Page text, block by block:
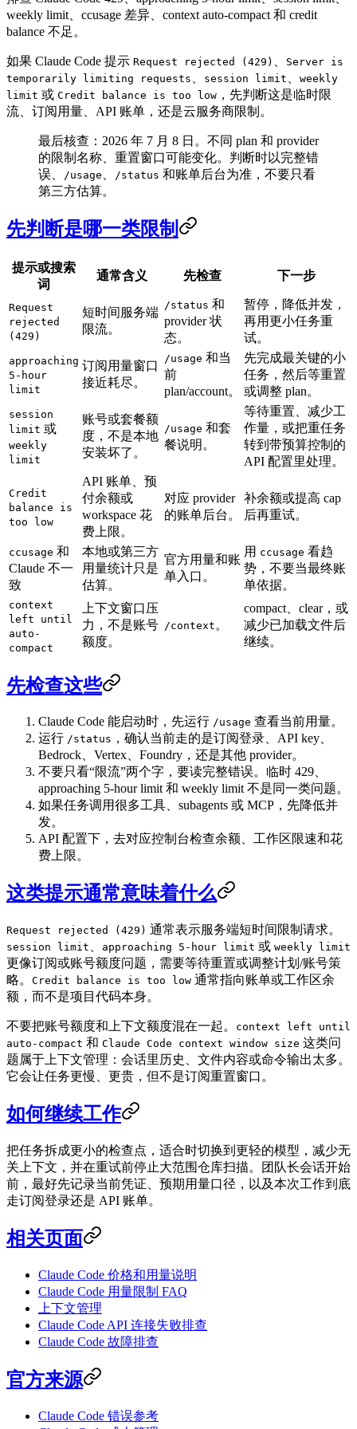
weekly limit、ccusage 差异、context auto-compact 和 credit
balance 不足。
如果 Claude Code 提示 Request rejected (429)
Server is
temporarily limiting requests
session limit
weekly
limit 或 Credit balance is too low ，先判断这是临时限
流、订阅用量、API 账单，还是云服务商限制。
最后核查：2026 年 7 月 8 日。不同 plan 和 provider
的限制名称、重置窗口可能变化。判断时以完整错
误、
/usage /status 和账单后台为准，不要只看
第三方估算。
先判断是哪一类限制
提示或搜索
词
通常含义 先检查 下一步
Request
rejected
(429)
短时间服务端
限流。
/status 和
provider 状
态。
暂停，降低并发，
再用更小任务重
试。
approaching
5-hour
limit
订阅用量窗口
接近耗尽。
/usage 和当
前
plan/account。
先完成最关键的小
任务，然后等重置
或调整 plan。
session
limit 或
weekly
limit
账号或套餐额
度，不是本地
安装坏了。
/usage 和套
餐说明。
等待重置、减少工
作量，或把重任务
转到带预算控制的
API 配置里处理。
Credit
balance is
too low
API 账单、预
付余额或
workspace 花
费上限。
对应 provider
的账单后台。
补余额或提高 cap
后再重试。
ccusage 和
Claude 不一
致
本地或第三方
用量统计只是
估算。
官方用量和账
单入口。
用 ccusage 看趋
势，不要当最终账
单依据。
context
left until
auto-
compact
上下文窗口压
力，不是账号
额度。
/context 。
compact、clear，或
减少已加载文件后
继续。
先检查这些
Claude Code 能启动时，先运行 /usage 查看当前用量。
运行 /status ，确认当前走的是订阅登录、API key、
Bedrock、Vertex、Foundry，还是其他 provider。
不要只看“限流”两个字，要读完整错误。临时 429、
approaching 5-hour limit 和 weekly limit 不是同一类问题。
如果任务调用很多工具、subagents 或 MCP，先降低并
发。
API 配置下，去对应控制台检查余额、工作区限速和花
费上限。
这类提示通常意味着什么
Request rejected (429) 通常表示服务端短时间限制请求。
session limit approaching 5-hour limit 或 weekly limit
更像订阅或账号额度问题，需要等待重置或调整计划/账号策
略。 Credit balance is too low 通常指向账单或工作区余
额，而不是项目代码本身。
不要把账号额度和上下文额度混在一起。
context left until
auto-compact 和 Claude Code context window size 这类问
题属于上下文管理：会话里历史、文件内容或命令输出太多。
它会让任务更慢、更贵，但不是订阅重置窗口。
如何继续工作
把任务拆成更小的检查点，适合时切换到更轻的模型，减少无
关上下文，并在重试前停止大范围仓库扫描。团队长会话开始
前，最好先记录当前凭证、预期用量口径，以及本次工作到底
走订阅登录还是 API 账单。
相关页面
Claude Code 价格和用量说明
Claude Code 用量限制 FAQ
上下文管理
Claude Code API 连接失败排查
Claude Code 故障排查
官方来源
Claude Code 错误参考